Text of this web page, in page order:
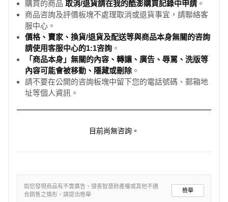
購買的商品 取消/退貨請在我的酷澎購買記錄中申請 。
商品咨詢及評價板塊不處理取消或退貨事宜，請聯絡客
服中心。
價格、賣家、換貨/退貨及配送等與商品本身無關的咨詢
請使用客服中心的1:1咨詢 。
「商品本身」無關的內容、轉讓、廣告、辱罵、洗版等
內容可能會被移動、隱藏或刪除。
請不要在公開的咨詢板塊中留下您的電話號碼、郵箱地
址等個人資訊。
目前尚無咨詢。
如您發現商品有不實廣告、侵害智慧財產權或其他不適
合銷售之情形，請提出檢舉
檢舉